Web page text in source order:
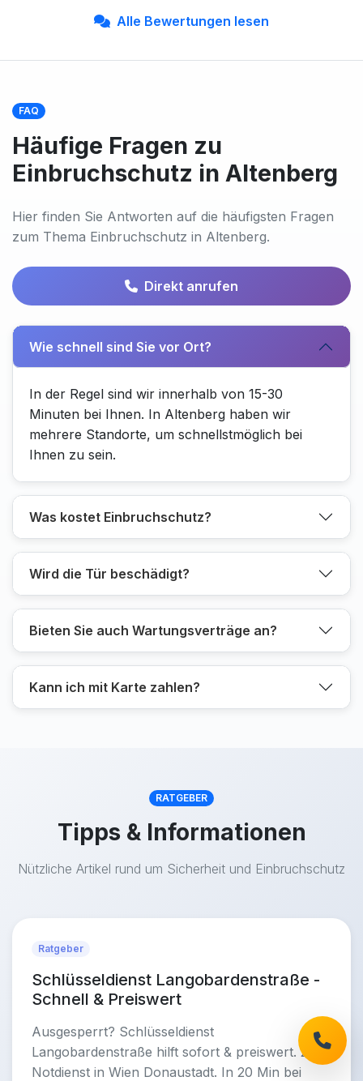
Alle Bewertungen lesen
FAQ
Häufige Fragen zu
Einbruchschutz in Altenberg
Hier finden Sie Antworten auf die häufigsten Fragen
zum Thema Einbruchschutz in Altenberg.
Direkt anrufen
Wie schnell sind Sie vor Ort?
In der Regel sind wir innerhalb von 15-30
Minuten bei Ihnen. In Altenberg haben wir
mehrere Standorte, um schnellstmöglich bei
Ihnen zu sein.
Was kostet Einbruchschutz?
Wird die Tür beschädigt?
Bieten Sie auch Wartungsverträge an?
Kann ich mit Karte zahlen?
RATGEBER
Tipps & Informationen
Nützliche Artikel rund um Sicherheit und Einbruchschutz
Ratgeber
Schlüsseldienst Langobardenstraße -
Schnell & Preiswert
Ausgesperrt? Schlüsseldienst
Langobardenstraße hilft sofort & preiswert. 24h
Notdienst in Wien Donaustadt. In 20 Min bei